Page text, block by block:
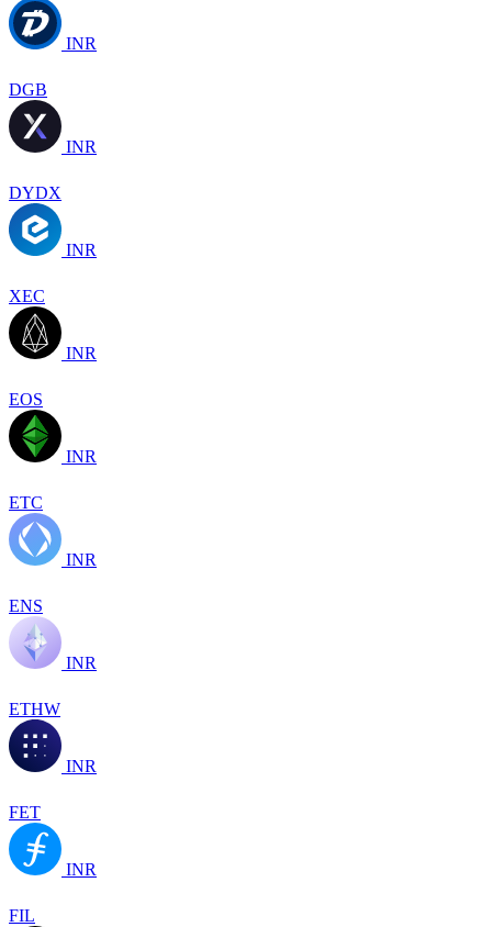
INR
DGB
INR
DYDX
INR
XEC
INR
EOS
INR
ETC
INR
ENS
INR
ETHW
INR
FET
INR
FIL